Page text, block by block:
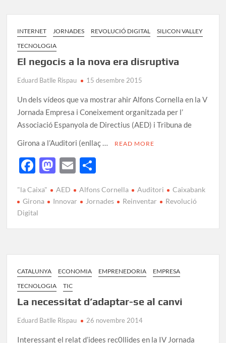
INTERNET JORNADES REVOLUCIÓ DIGITAL
SILICON VALLEY
TECNOLOGIA
El negocis a la nova era disruptiva
Eduard Batlle Rispau 15 desembre 2015
Un dels vídeos que va mostrar ahir Alfons Cornella en la V
Jornada Empresa i Coneixement organitzada per l’
Associació Espanyola de Directius (AED) i Tribuna de
Girona a l’Auditori (enllaç …
READ MORE
F
e
b
o
M
to
o
E
ail m
ar
"la Caixa" AED Alfons Cornella Auditori
Caixabank
Girona
Innovar Jornades Reinventar
Revolució
Digital
CATALUNYA ECONOMIA EMPRENEDORIA
EMPRESA
TECNOLOGIA
TIC
La necessitat d’adaptar-se al canvi
Eduard Batlle Rispau 26 novembre 2014
Interessant el relat d’idees rec0llides en la IV Jornada